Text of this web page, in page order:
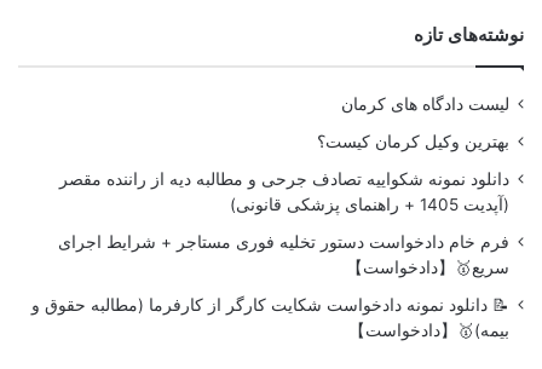
نوشته‌های تازه
لیست دادگاه های کرمان
بهترین وکیل کرمان کیست؟
دانلود نمونه شکواییه تصادف جرحی و مطالبه دیه از راننده مقصر
(آپدیت 1405 + راهنمای پزشکی قانونی)
فرم خام دادخواست دستور تخلیه فوری مستاجر + شرایط اجرای
سریع🥇【دادخواست】
📝 دانلود نمونه دادخواست شکایت کارگر از کارفرما (مطالبه حقوق و
بیمه)🥇【دادخواست】